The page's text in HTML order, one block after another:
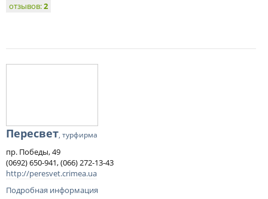
отзывов:2
Пересвет, турфирма
пр. Победы, 49
(0692) 650-941, (066) 272-13-43
http://peresvet.crimea.ua
Подробная информация